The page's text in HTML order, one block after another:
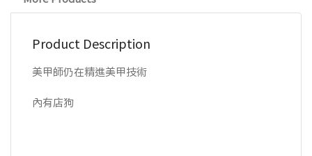
Product Description
美甲師仍在精進美甲技術
內有店狗